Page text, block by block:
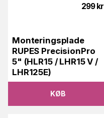
299 kr
Monteringsplade
RUPES PrecisionPro
5" (HLR15 / LHR15 V /
LHR125E)
KØB